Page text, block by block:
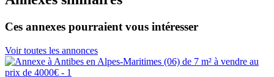
Ces annexes pourraient vous intéresser
Voir toutes les annonces